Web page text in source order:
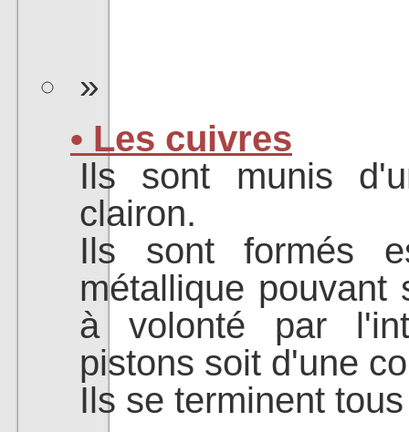
• Les cuivres
Ils sont munis
clairon.
Ils sont formés
métallique pouvant
à volonté par
pistons soit d'une
Ils se terminent